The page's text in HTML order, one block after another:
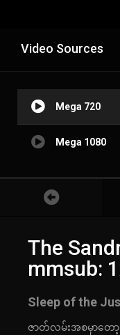
Video Sources
Mega 720
Mega 1080
The
mmsub:
Sleep of the
ဇာတ်လမ်းအစမှာတော့